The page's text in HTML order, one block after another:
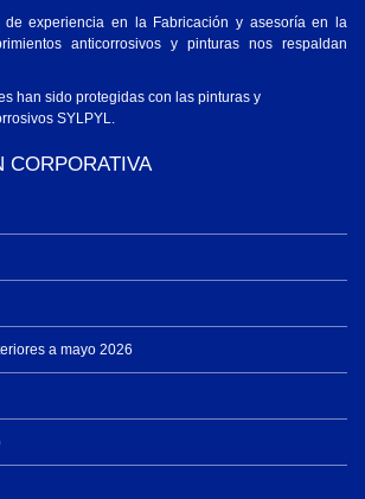
de experiencia en la Fabricación y asesoría en la
anticorrosivos y pinturas nos respaldan
han sido protegidas con las pinturas y
SYLPYL.
CORPORATIVA
a mayo 2026